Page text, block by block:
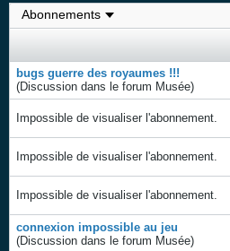
bugs guerre des royaumes !!!
(Discussion dans le forum Musée)
Impossible de visualiser l'abonnement.
Impossible de visualiser l'abonnement.
Impossible de visualiser l'abonnement.
connexion impossible au jeu
(Discussion dans le forum Musée)